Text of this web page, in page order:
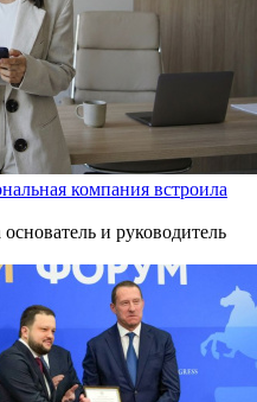
компания встроила
и руководитель